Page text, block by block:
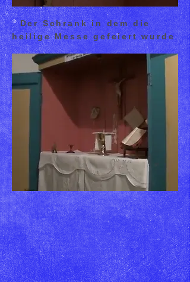
Der Schrank in dem die
heilige Messe gefeiert wurde